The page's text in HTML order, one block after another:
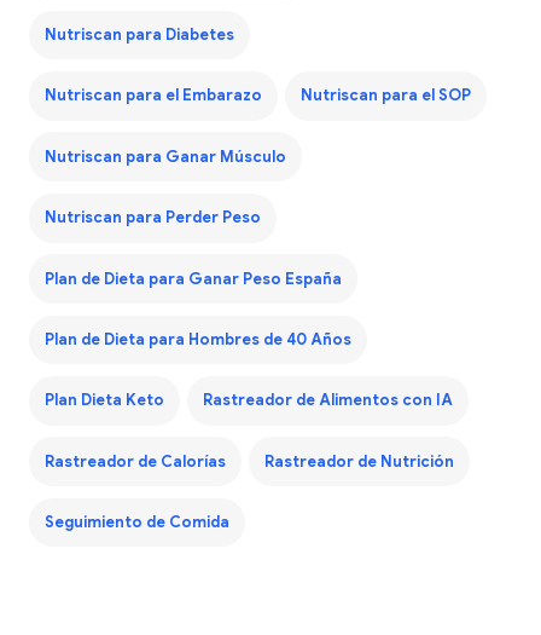
Nutriscan para Diabetes
Nutriscan para el Embarazo Nutriscan para el SOP
Nutriscan para Ganar Músculo
Nutriscan para Perder Peso
Plan de Dieta para Ganar Peso España
Plan de Dieta para Hombres de 40 Años
Plan Dieta Keto Rastreador de Alimentos con IA
Rastreador de Calorías Rastreador de Nutrición
Seguimiento de Comida